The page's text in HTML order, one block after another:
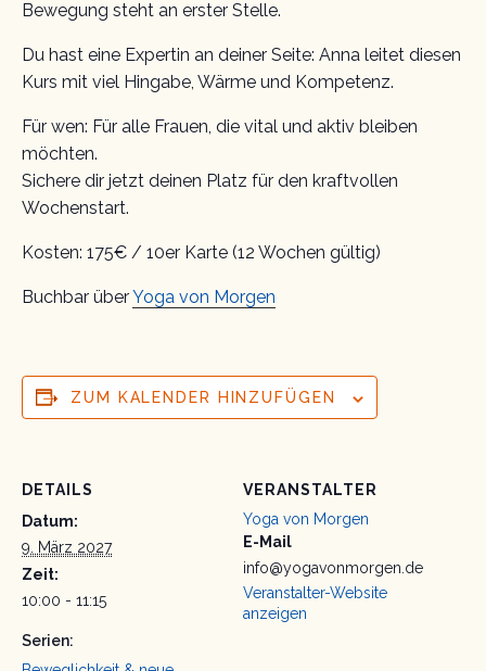
Bewegung steht an erster Stelle.
Du hast eine Expertin an deiner Seite: Anna leitet diesen
Kurs mit viel Hingabe, Wärme und Kompetenz.
Für wen: Für alle Frauen, die vital und aktiv bleiben
möchten.
Sichere dir jetzt deinen Platz für den kraftvollen
Wochenstart.
Kosten: 175€ / 10er Karte (12 Wochen gültig)
Buchbar überYoga von Morgen
ZUM KALENDER HINZUFÜGEN
DETAILS
Datum:
9. März 2027
Zeit:
10:00 - 11:15
Serien:
VERANSTALTER
Yoga von Morgen
E-Mail
info@yogavonmorgen.de
Veranstalter-Website
anzeigen